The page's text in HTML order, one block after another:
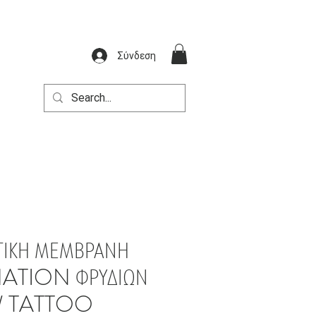
Σύνδεση
ΜΕΜΒΡΑΝΗ
ΦΡΥΔΙΩΝ
TATTOO